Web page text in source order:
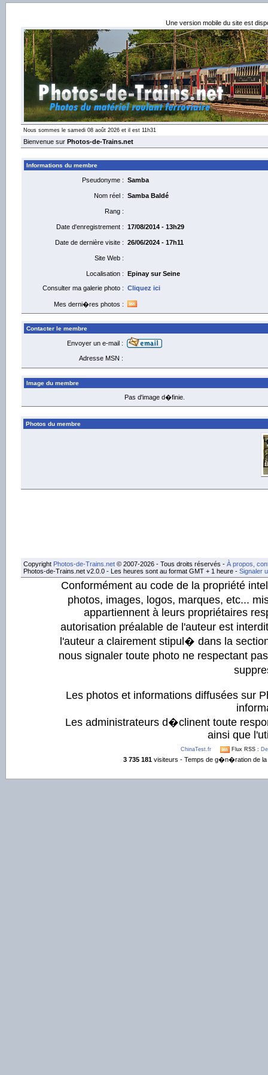
Une version mobile du site est
Nous sommes le samedi 08 août 2026 et il est 11h31
Bienvenue sur Photos-de-Trains.net
Informations du membre
Pseudonyme : Samba
Nom réel : Samba Baldé
Rang :
Date d'enregistrement : 17/08/2014 - 13h29
Date de dernière visite : 26/06/2024 - 17h11
Site Web :
Localisation : Epinay sur Seine
Consulter ma galerie photo : Cliquez ici
Mes derni�res photos :
Contacter le membre
Envoyer un e-mail :
Adresse MSN :
Image du membre
Pas d'image d�finie.
Photos du membre
Copyright Photos-de-Trains.net © 2007-2026 - Tous droits réservés - À propos,
Photos-de-Trains.net v2.0.0 - Les heures sont au format GMT + 1 heure - Signaler
Conformément au code de la propriété
photos, images, logos, marques, etc...
appartiennent à leurs propriétaires
autorisation préalable de l'auteur est
l'auteur a clairement stipul� dans la
nous signaler toute photo ne respectant
Les photos et informations diffusées sur
Les administrateurs d�clinent toute
ainsi que
ChinaTest.fr Flux RSS :
3 735 181 visiteurs - Temps de g�n�ration de